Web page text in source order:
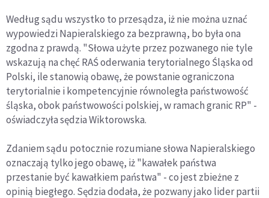
Według sądu wszystko to przesądza, iż nie można uznać
wypowiedzi Napieralskiego za bezprawną, bo była ona
zgodna z prawdą. "Słowa użyte przez pozwanego nie tyle
wskazują na chęć RAŚ oderwania terytorialnego Śląska od
Polski, ile stanowią obawę, że powstanie ograniczona
terytorialnie i kompetencyjnie równoległa państwowość
śląska, obok państwowości polskiej, w ramach granic RP" -
oświadczyła sędzia Wiktorowska.
Zdaniem sądu potocznie rozumiane słowa Napieralskiego
oznaczają tylko jego obawę, iż "kawałek państwa
przestanie być kawałkiem państwa" - co jest zbieżne z
opinią biegłego. Sędzia dodała, że pozwany jako lider partii